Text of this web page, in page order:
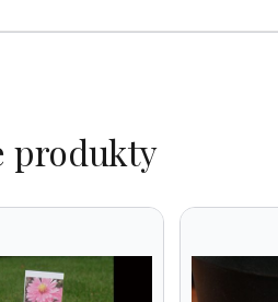
produkty